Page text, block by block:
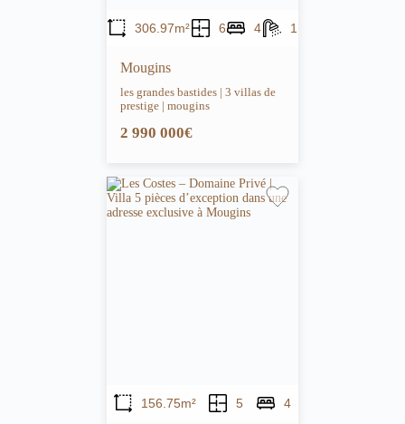
306.97m² 6 4 1
Mougins
les grandes bastides | 3 villas de
prestige | mougins
2 990 000€
156.75m² 5 4